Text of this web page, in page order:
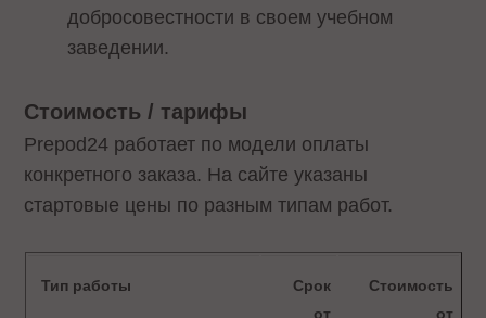
добросовестности в своем учебном
заведении.
Стоимость / тарифы
Prepod24 работает по модели оплаты
конкретного заказа. На сайте указаны
стартовые цены по разным типам работ.
Тип работы
Срок
от
Стоимость
от